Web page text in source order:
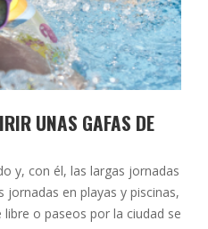
UNAS GAFAS DE
y, con él, las largas jornadas
jornadas en playas y piscinas,
o paseos por la ciudad se